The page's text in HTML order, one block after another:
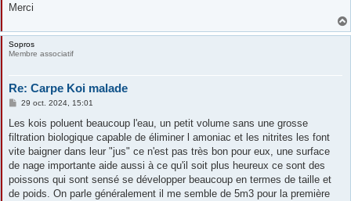
Merci
Sopros
Membre associatif
Re: Carpe Koi malade
M
s
a
g
29 oct. 2024, 15:01
Les kois poluent beaucoup l'eau, un petit volume sans une grosse
filtration biologique capable de éliminer l amoniac et les nitrites les font
vite baigner dans leur "jus" ce n'est pas très bon pour eux, une surface
de nage importante aide aussi à ce qu'il soit plus heureux ce sont des
poissons qui sont sensé se développer beaucoup en termes de taille et
de poids. On parle généralement il me semble de 5m3 pour la première